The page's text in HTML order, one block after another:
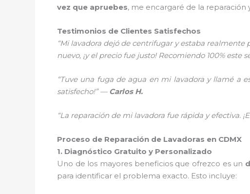
vez que apruebes, me encargaré de la
Testimonios de Clientes Satisfechos
“Mi lavadora dejó de centrifugar y estaba realmente
nuevo, ¡y el precio fue justo! Recomiendo 100% este
“Tuve una fuga de agua en mi lavadora y llamé a
satisfecho!” — Carlos H.
“La reparación de mi lavadora fue rápida y efectiva.
Proceso de Reparación de Lavadoras en CDMX
1. Diagnóstico Gratuito y Personalizado
Uno de los mayores beneficios que ofrezco es un
para identificar el problema exacto. Esto incluye: